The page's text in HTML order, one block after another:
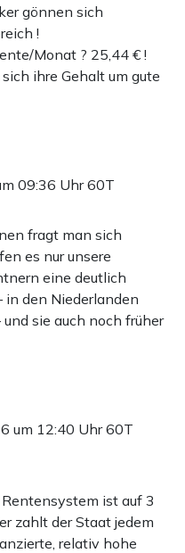
gönnen sich
!
Monat ? 25,44 € !
ihre Gehalt um gute
09:36 Uhr60T
fragt man sich
es nur unsere
eine deutlich
in den Niederlanden
sie auch noch früher
um 12:40 Uhr60T
ist auf 3
zahlt der Staat jedem
relativ hohe